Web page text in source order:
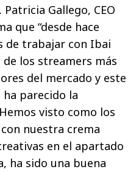
Gallego, CEO
que “desde hace
de trabajar con Ibai
de los streamers más
del mercado y este
ha parecido la
visto como los
nuestra crema
en el apartado
ha sido una buena